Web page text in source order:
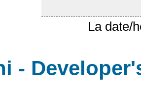
La date/
-